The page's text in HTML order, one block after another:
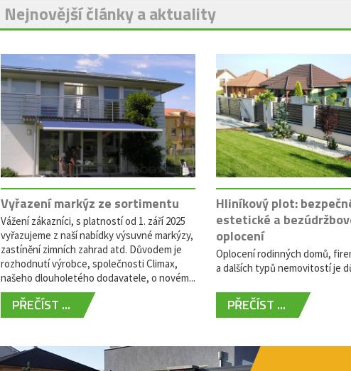
Nejnovější články a aktuality
Vyřazení markýz ze sortimentu
Vážení zákazníci, s platností od 1. září 2025
vyřazujeme z naší nabídky výsuvné markýzy,
zastínění zimních zahrad atd. Důvodem je
rozhodnutí výrobce, společnosti Climax,
našeho dlouholetého dodavatele, o novém...
PŘEČÍST ...
Hliníkový plot:
estetické a
oplocení
Oplocení rodinných domů,
a dalších typů nemovitostí je
PŘEČÍST ...